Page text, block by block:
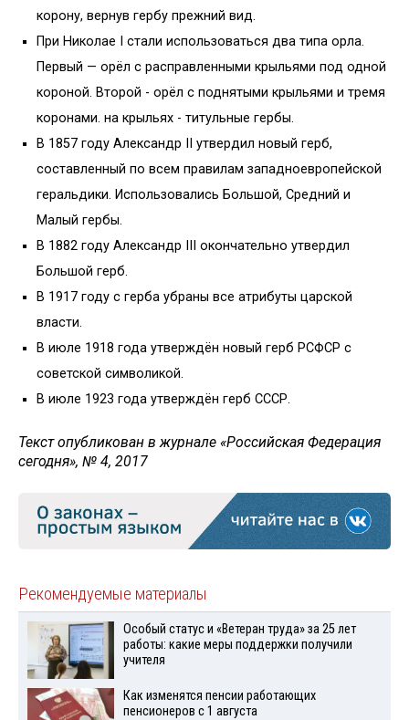
корону, вернув гербу прежний вид.
При Николае I стали использоваться два типа орла.
Первый — орёл с расправленными крыльями под одной
короной. Второй - орёл с поднятыми крыльями и тремя
коронами. на крыльях - титульные гербы.
В 1857 году Александр II утвердил новый герб,
составленный по всем правилам западноевропейской
геральдики. Использовались Большой, Средний и
Малый гербы.
В 1882 году Александр III окончательно утвердил
Большой герб.
В 1917 году с герба убраны все атрибуты царской
власти.
В июле 1918 года утверждён новый герб РСФСР с
советской символикой.
В июле 1923 года утверждён герб СССР.
Текст опубликован в журнале «Российская Федерация
сегодня», № 4, 2017
Рекомендуемые материалы
Особый статус и «Ветеран труда» за 25 лет
работы: какие меры поддержки получили
учителя
Как изменятся пенсии работающих
пенсионеров с 1 августа